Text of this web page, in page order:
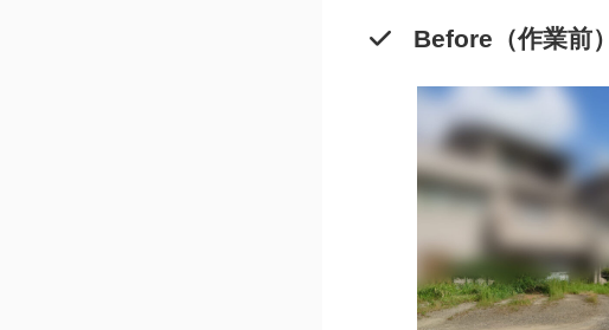
Before（作業前）